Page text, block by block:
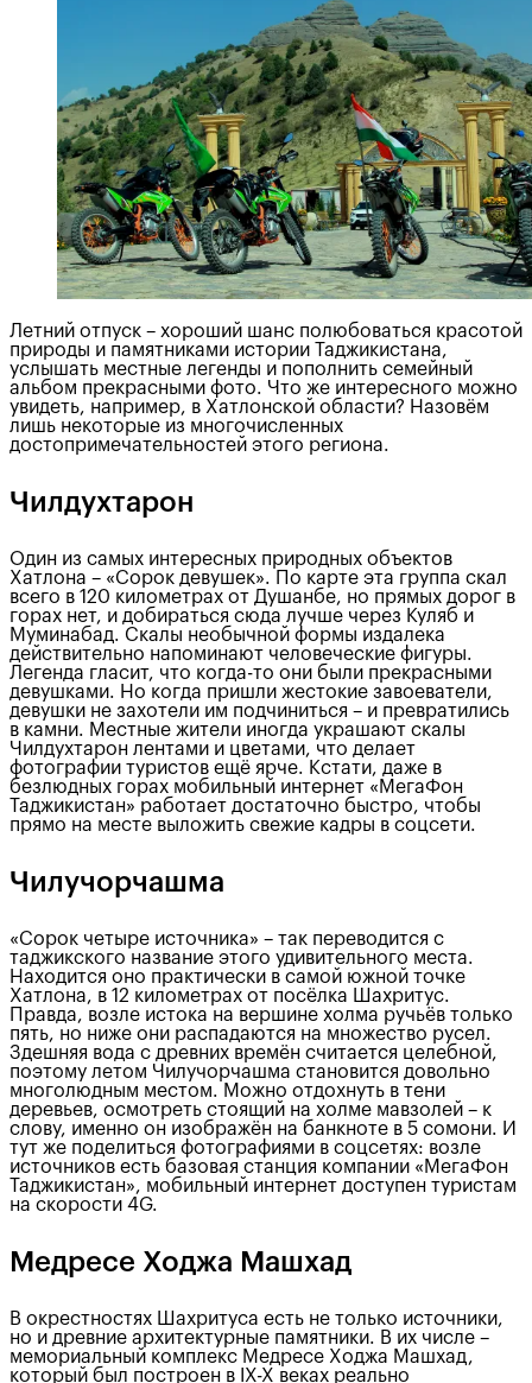
Летний отпуск – хороший шанс полюбоваться красотой
природы и памятниками истории Таджикистана,
услышать местные легенды и пополнить семейный
альбом прекрасными фото. Что же интересного можно
увидеть, например, в Хатлонской области? Назовём
лишь некоторые из многочисленных
достопримечательностей этого региона.
Чилдухтарон
Один из самых интересных природных объектов
Хатлона – «Сорок девушек». По карте эта группа скал
всего в 120 километрах от Душанбе, но прямых дорог в
горах нет, и добираться сюда лучше через Куляб и
Муминабад. Скалы необычной формы издалека
действительно напоминают человеческие фигуры.
Легенда гласит, что когда-то они были прекрасными
девушками. Но когда пришли жестокие завоеватели,
девушки не захотели им подчиниться – и превратились
в камни. Местные жители иногда украшают скалы
Чилдухтарон лентами и цветами, что делает
фотографии туристов ещё ярче. Кстати, даже в
безлюдных горах мобильный интернет «МегаФон
Таджикистан» работает достаточно быстро, чтобы
прямо на месте выложить свежие кадры в соцсети.
Чилучорчашма
«Сорок четыре источника» – так переводится с
таджикского название этого удивительного места.
Находится оно практически в самой южной точке
Хатлона, в 12 километрах от посёлка Шахритус.
Правда, возле истока на вершине холма ручьёв только
пять, но ниже они распадаются на множество русел.
Здешняя вода с древних времён считается целебной,
поэтому летом Чилучорчашма становится довольно
многолюдным местом. Можно отдохнуть в тени
деревьев, осмотреть стоящий на холме мавзолей – к
слову, именно он изображён на банкноте в 5 сомони. И
тут же поделиться фотографиями в соцсетях: возле
источников есть базовая станция компании «МегаФон
Таджикистан», мобильный интернет доступен туристам
на скорости 4G.
Медресе Ходжа Машхад
В окрестностях Шахритуса есть не только источники,
но и древние архитектурные памятники. В их числе –
мемориальный комплекс Медресе Ходжа Машхад,
который был построен в IX-X веках реально